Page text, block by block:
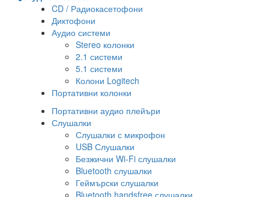
CD / Радиокасетофони
Диктофони
Аудио системи
Stereo колонки
2.1 системи
5.1 системи
Колони Logitech
Портативни колонки
Портативни аудио плейъри
Слушалки
Слушалки с микрофон
USB Слушалки
Безжични Wi-Fi слушалки
Bluetooth слушалки
Геймърски слушалки
Bluetooth handsfree слушалки